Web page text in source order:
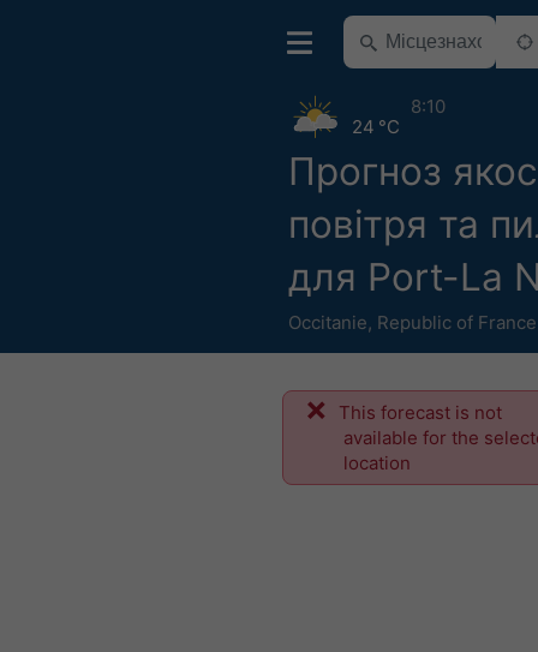
Прогноз
повітря та
для Port-La
Occitanie, Republic of France
24 °C
8:10
This forecast is not
available for the
location